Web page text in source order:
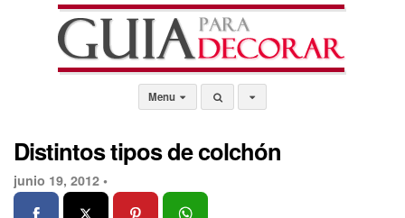
Menu
Distintos tipos de colchón
junio 19, 2012 •